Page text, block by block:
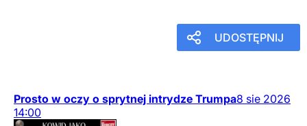
UDOSTĘPNIJ
Prosto w oczy o sprytnej intrydze Trumpa8 sie 2026
14:00